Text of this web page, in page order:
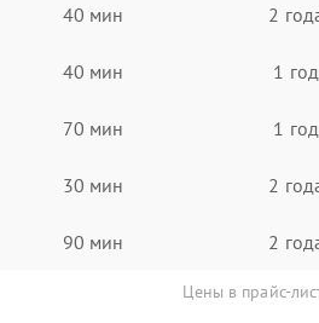
40 мин 2
40 мин 1 год
70 мин 1 год
30 мин 2
90 мин 2
Цены в прайс-